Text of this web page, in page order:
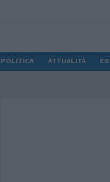
POLITICA ATTUALITÀ